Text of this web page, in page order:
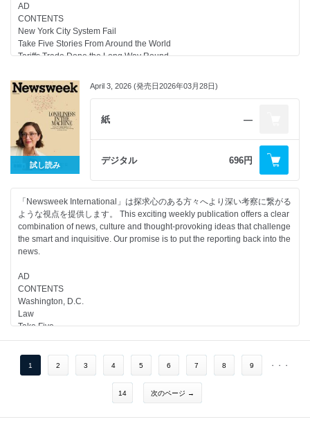
AD
CONTENTS
New York City System Fail
Take Five Stories From Around the World
Tariffs Trade Done the Long Way Round
Nerve
Perspective Faith Is Thicker Than Blood
Politics Fighters for the Middle Way
Politics Clocking In for Change
Flip the Script
Most Trustworthy Companies in America 2026
Photo-Essay An Island On Empty
Parting Shot Riz Ahmed
試し読み
April 3, 2026 (発売日2026年03月28日)
紙 ―
デジタル 696円
「Newsweek International」は探求心のある方々へより深い考察に繋がる
ような視点を提供します。 This exciting weekly publication offers a clear
combination of news, culture and thought-provoking ideas that challenge
the smart and inquisitive. Our promise is to put the reporting back into the
news.
AD
CONTENTS
Washington, D.C.
Law
Take Five
The Newsweek Archives
Lebanon
Leadership
1 2 3 4 5 6 7 8 9 ・・・
14 次のページ →